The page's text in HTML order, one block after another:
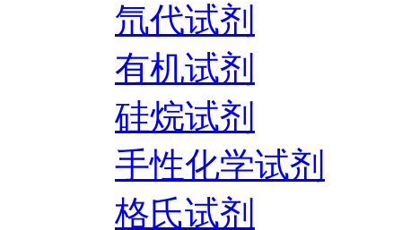
氘代试剂
有机试剂
硅烷试剂
手性化学试剂
格氏试剂